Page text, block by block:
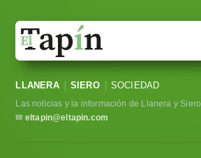
Sociedad
Política
LLANERA SIERO SOCIEDAD
Las noticias y la información de Llanera y Siero
✉ eltapin@eltapin.com